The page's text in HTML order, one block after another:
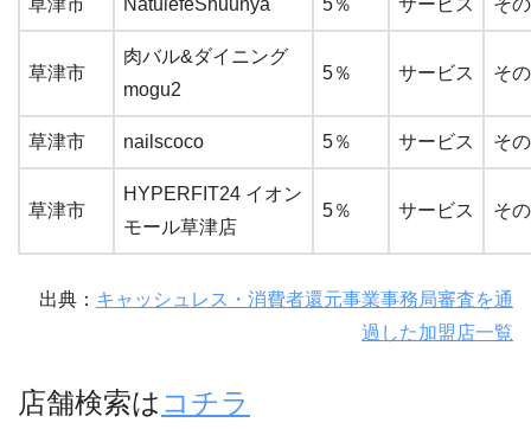
草津市 NatulefeShuunya 5％ サービス そ
草津市
肉バル&ダイニング
mogu2
5％ サービス そ
草津市 nailscoco 5％ サービス そ
草津市
HYPERFIT24 イオン
モール草津店
5％ サービス そ
出典： キャッシュレス・消費者還元事業事務局審査を通
過した加盟店一覧
店舗検索は コチラ